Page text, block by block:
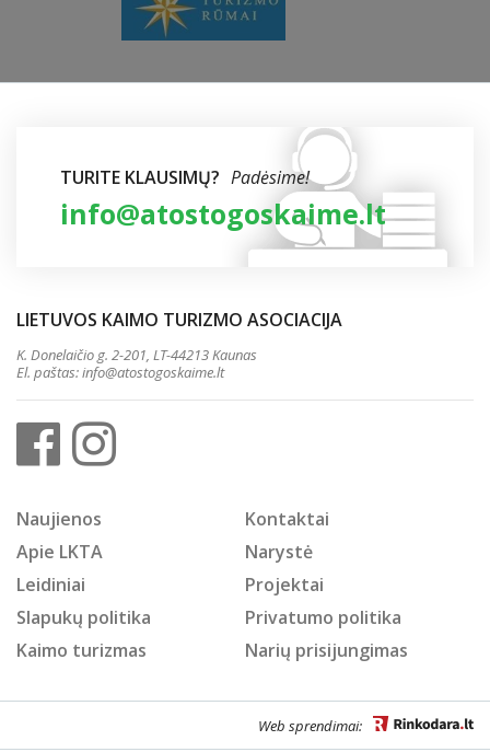
TURITE KLAUSIMŲ? Padėsime!
info@atostogoskaime.lt
LIETUVOS KAIMO TURIZMO ASOCIACIJA
K. Donelaičio g. 2-201, LT-44213 Kaunas
El. paštas:info@atostogoskaime.lt
Naujienos
Kontaktai
Apie LKTA
Narystė
Leidiniai
Projektai
Slapukų politika
Privatumo politika
Kaimo turizmas
Narių prisijungimas
Web sprendimai: